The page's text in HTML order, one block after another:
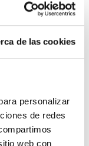
de las cookies
personalizar
de redes
web con